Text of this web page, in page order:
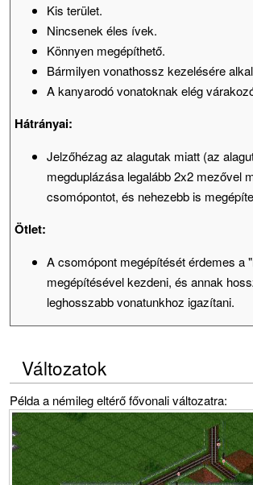
Kis terület.
Nincsenek éles ívek.
Könnyen megépíthető.
Bármilyen vonathossz kezelésére
A kanyarodó vonatoknak elég
Hátrányai:
Jelzőhézag az alagutak miatt (az
megduplázása legalább 2x2 mezővel
csomópontot, és nehezebb is
Ötlet:
A csomópont megépítését érdemes a
megépítésével kezdeni, és annak
leghosszabb vonatunkhoz igazítani.
Változatok
Példa a némileg eltérő fővonali változatra: